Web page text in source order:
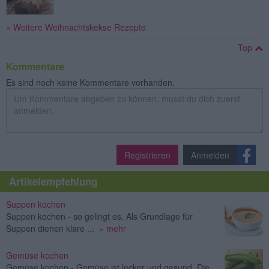
» Weitere Weihnachtskekse Rezepte
Top
Kommentare
Es sind noch keine Kommentare vorhanden.
Registrieren Anmelden
Artikelempfehlung
Suppen kochen
Suppen kochen - so gelingt es. Als Grundlage für
Suppen dienen klare ...
» mehr
Gemüse kochen